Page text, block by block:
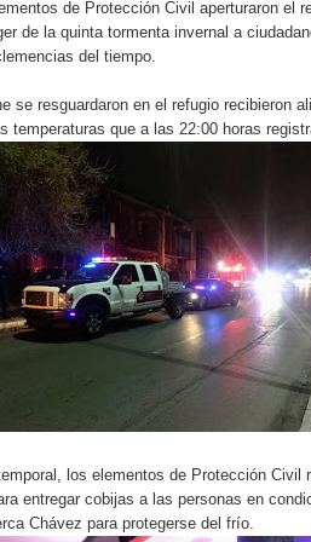
de Protección Civil aperturaron el
de la quinta tormenta invernal a
del tiempo.
se resguardaron en el refugio recibieron
temperaturas que a las 22:00 horas
los elementos de Protección Civil
entregar cobijas a las personas en
Chávez para protegerse del frío.